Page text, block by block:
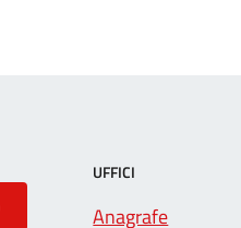
UFFICI
Anagrafe